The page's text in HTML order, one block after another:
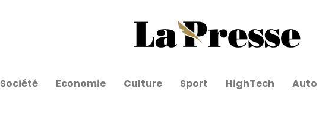
Société Economie Culture Sport HighTech Auto